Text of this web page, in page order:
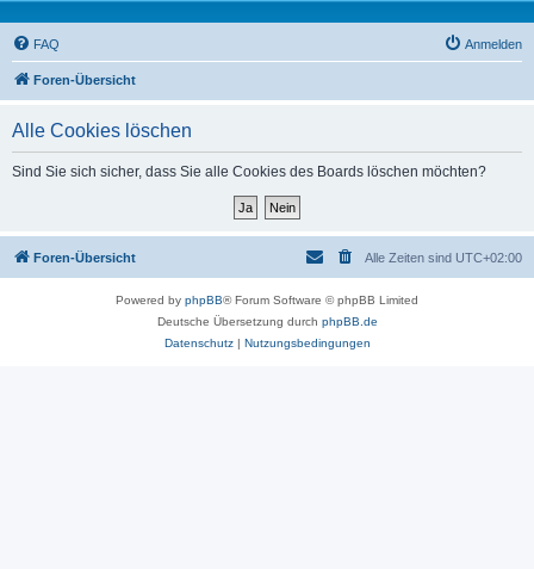
FAQ Anmelden
Foren-Übersicht
Alle Cookies löschen
Sind Sie sich sicher, dass Sie alle Cookies des Boards löschen möchten?
Foren-Übersicht Alle Zeiten sind UTC+02:00
Powered by phpBB® Forum Software © phpBB Limited
Deutsche Übersetzung durch phpBB.de
Datenschutz| Nutzungsbedingungen